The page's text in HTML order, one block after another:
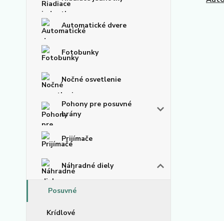
Automatické dvere
Fotobunky
Nočné osvetlenie
Pohony pre posuvné
brány
Prijímače
Náhradné diely
Posuvné
Krídlové